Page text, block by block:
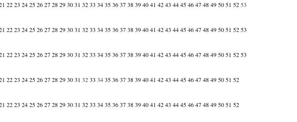
22 23 24 25 26 27 28 29 30 31 32 33 34 35 36 37 38 39 40 41 42 43 44 45 46 47 48 49 50 51 52 53
22 23 24 25 26 27 28 29 30 31 32 33 34 35 36 37 38 39 40 41 42 43 44 45 46 47 48 49 50 51 52 53
22 23 24 25 26 27 28 29 30 31 32 33 34 35 36 37 38 39 40 41 42 43 44 45 46 47 48 49 50 51 52 53
22 23 24 25 26 27 28 29 30 31 32 33 34 35 36 37 38 39 40 41 42 43 44 45 46 47 48 49 50 51 52
22 23 24 25 26 27 28 29 30 31 32 33 34 35 36 37 38 39 40 41 42 43 44 45 46 47 48 49 50 51 52